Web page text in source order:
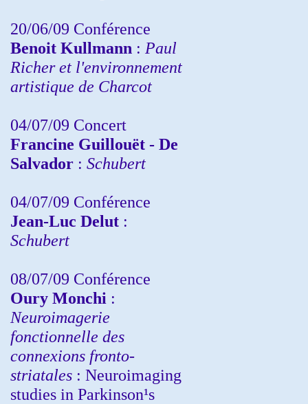
20/06/09 Conférence
Benoit Kullmann : Paul
Richer et l'environnement
artistique de Charcot
04/07/09 Concert
Francine Guillouët - De
Salvador : Schubert
04/07/09 Conférence
Jean-Luc Delut :
Schubert
08/07/09 Conférence
Oury Monchi :
Neuroimagerie
fonctionnelle des
connexions fronto-
striatales : Neuroimaging
studies in Parkinson¹s